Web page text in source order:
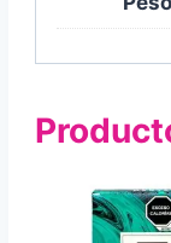
y
relleno
base
leche
10